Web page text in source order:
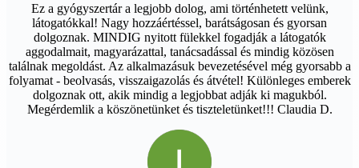
Ez a gyógyszertár a legjobb dolog, ami történhetett velünk,
látogatókkal! Nagy hozzáértéssel, barátságosan és gyorsan
dolgoznak. MINDIG nyitott fülekkel fogadják a látogatók
aggodalmait, magyarázattal, tanácsadással és mindig közösen
találnak megoldást. Az alkalmazásuk bevezetésével még gyorsabb a
folyamat - beolvasás, visszaigazolás és átvétel! Különleges emberek
dolgoznak ott, akik mindig a legjobbat adják ki magukból.
Megérdemlik a köszönetünket és tiszteletünket!!! Claudia D.